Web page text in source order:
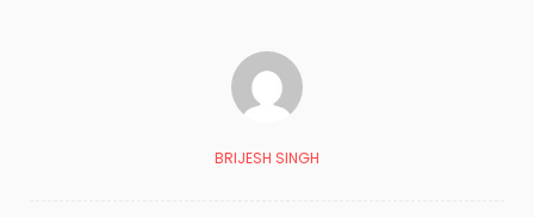
BRIJESH SINGH